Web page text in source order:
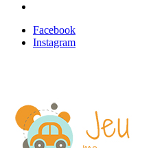
Facebook
Instagram